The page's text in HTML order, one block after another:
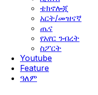
ቴክኖሎጂ
አርት/መዝናኛ
ጤና
የአየር ንብረት
ስፖርት
Youtube
Feature
ዓለም